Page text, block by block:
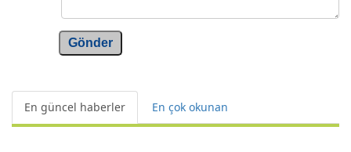
Gönder
En güncel haberler En çok okunan